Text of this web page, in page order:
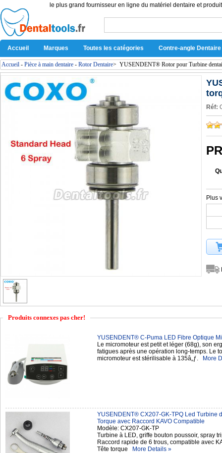
le plus grand fournisseur en ligne du matériel dentaire et
Accueil Marques Toutes les catégories Contre-angle Dentaire
Accueil - Pièce à main dentaire - Rotor Dentaire> YUSENDENT® Rotor pour Turbine
Réf:
Plus
Produits connexes pas cher!
YUSENDENT® C-Puma LED Fibre Optique
Le micromoteur est petit et léger (68g), son
fatigues après une opération long-temps. Le
micromoteur est stérilisable à 135â„ƒ.
More
YUSENDENT® CX207-GK-TPQ Led Turbine
Torque avec Raccord KAVO Compatible
Modèle: CX207-GK-TP
Turbine à LED, griffe bouton poussoir, spray
Raccord rapide de 6 trous, compatible avec
Tête torque
More Details »